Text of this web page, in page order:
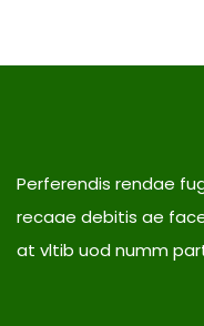
Perferendis rendae
recaae debitis ae
at vltib uod numm